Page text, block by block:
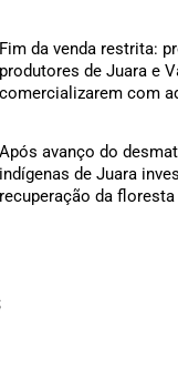
Fim da venda restrita:
produtores de Juara e
comercializarem com
Após avanço do
indígenas de Juara
recuperação da floresta